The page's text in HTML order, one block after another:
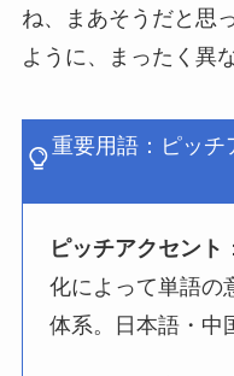
ね、まあそうだと思
ように、まったく異
重要用語：ピッチ
ピッチアクセント
化によって単語の
体系。日本語・中